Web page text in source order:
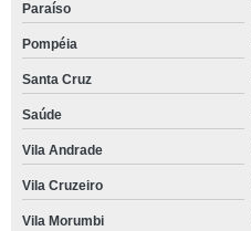
Paraíso
Pompéia
Santa Cruz
Saúde
Vila Andrade
Vila Cruzeiro
Vila Morumbi